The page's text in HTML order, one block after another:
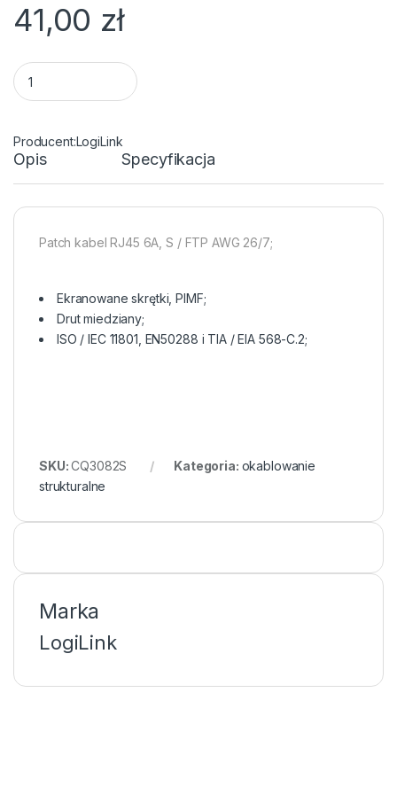
41,00 zł
Kabel RJ45/RJ45 7 m Patchcord Kategoria 6a Szary LogiLink
LogiLink
Opis Specyfikacja
Patch kabel RJ45 6A, S / FTP AWG 26/7;
Ekranowane skrętki, PIMF;
Drut miedziany;
ISO / IEC 11801, EN50288 i TIA / EIA 568-C.2;
SKU:CQ3082S Kategoria: okablowanie
strukturalne
Marka
LogiLink